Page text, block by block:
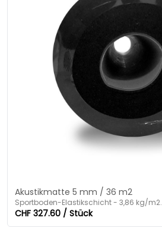
Akustikmatte 5 mm / 36 m2
Sportboden-Elastikschicht - 3,86 kg/m2.
CHF 327.60 / Stück